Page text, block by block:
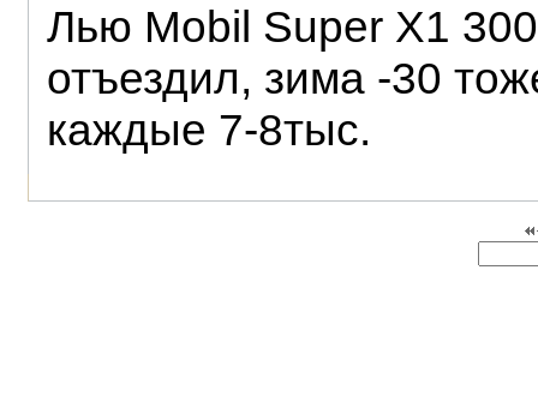
Лью Mobil Super X1
отъездил, зима -30
каждые 7-8тыс.